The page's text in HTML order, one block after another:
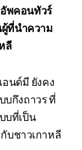
พคอนทัวร์
ผู้ที่นำความ
ลี
อนด์มี ยังคง
กึงถาวร ที่
บที่เป็น
บชาวเกาหลี